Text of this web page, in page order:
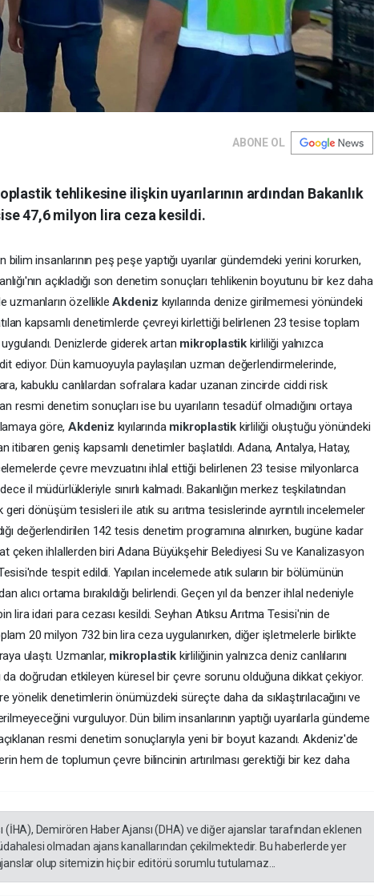
ABONE OL
tehlikesine ilişkin uyarılarının ardından Bakanlık
47,6 milyon lira ceza kesildi.
bilim insanlarının peş peşe yaptığı uyarılar gündemdeki yerini korurken,
açıkladığı son denetim sonuçları tehlikenin boyutunu bir kez daha
uzmanların özellikleAkdeniz kıyılarında denize girilmemesi yönündeki
kapsamlı denetimlerde çevreyi kirlettiği belirlenen 23 tesise toplam
Denizlerde giderek artan mikroplastik kirliliği yalnızca
ediyor. Dün kamuoyuyla paylaşılan uzman değerlendirmelerinde,
kabuklu canlılardan sofralara kadar uzanan zincirde ciddi risk
resmi denetim sonuçları ise bu uyarıların tesadüf olmadığını ortaya
göre,Akdeniz kıyılarında mikroplastik kirliliği oluştuğu yönündeki
geniş kapsamlı denetimler başlatıldı. Adana, Antalya, Hatay,
çevre mevzuatını ihlal ettiği belirlenen 23 tesise milyonlarca
il müdürlükleriyle sınırlı kalmadı. Bakanlığın merkez teşkilatından
dönüşüm tesisleri ile atık su arıtma tesislerinde ayrıntılı incelemeler
değerlendirilen 142 tesis denetim programına alınırken, bugüne kadar
çeken ihlallerden biri Adana Büyükşehir Belediyesi Su ve Kanalizasyon
tespit edildi. Yapılan incelemede atık suların bir bölümünün
alıcı ortama bırakıldığı belirlendi. Geçen yıl da benzer ihlal nedeniyle
lira idari para cezası kesildi. Seyhan Atıksu Arıtma Tesisi'nin de
20 milyon 732 bin lira ceza uygulanırken, diğer işletmelerle birlikte
ulaştı. Uzmanlar, mikroplastik kirliliğinin yalnızca deniz canlılarını
da doğrudan etkileyen küresel bir çevre sorunu olduğuna dikkat çekiyor.
denetimlerin önümüzdeki süreçte daha da sıklaştırılacağını ve
vurguluyor. Dün bilim insanlarının yaptığı uyarılarla gündeme
resmi denetim sonuçlarıyla yeni bir boyut kazandı. Akdeniz'de
hem de toplumun çevre bilincinin artırılması gerektiği bir kez daha
(İHA), Demirören Haber Ajansı (DHA) ve diğer ajanslar tarafından eklenen
olmadan ajans kanallarından çekilmektedir. Bu haberlerde yer
olup sitemizin hiç bir editörü sorumlu tutulamaz...